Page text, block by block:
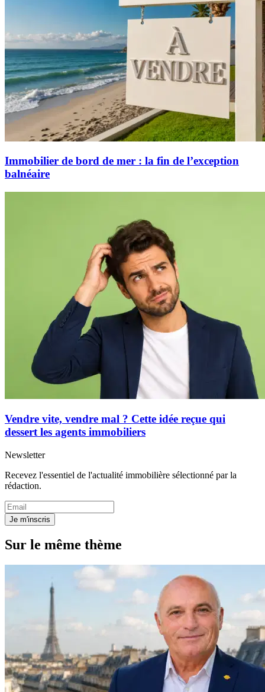
Immobilier de bord de mer : la fin de l’exception
balnéaire
Vendre vite, vendre mal ? Cette idée reçue qui
dessert les agents immobiliers
Newsletter
Recevez l'essentiel de l'actualité immobilière sélectionné par la
rédaction.
Je m'inscris
Sur le même thème